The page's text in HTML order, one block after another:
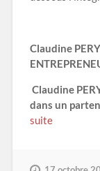
Claudine
Claudine
dans un
suite